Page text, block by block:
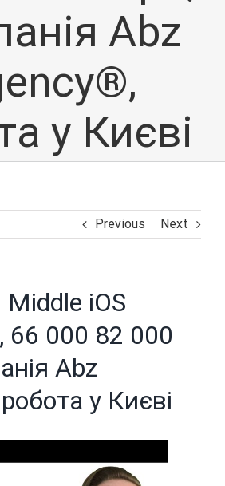
Abz
у Києві
Previous Next
Middle iOS
66 000 82 000
Abz
у Києві